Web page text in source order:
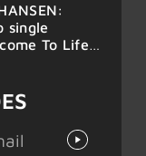
single
To Life’